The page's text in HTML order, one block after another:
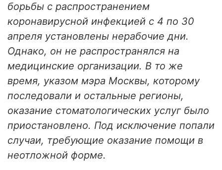
борьбы с распространением
коронавирусной инфекцией с 4 по 30
апреля установлены нерабочие дни.
Однако, он не распространялся на
медицинские организации. В то же
время, указом мэра Москвы, которому
последовали и остальные регионы,
оказание стоматологических услуг было
приостановлено. Под исключение попали
случаи, требующие оказание помощи в
неотложной форме.